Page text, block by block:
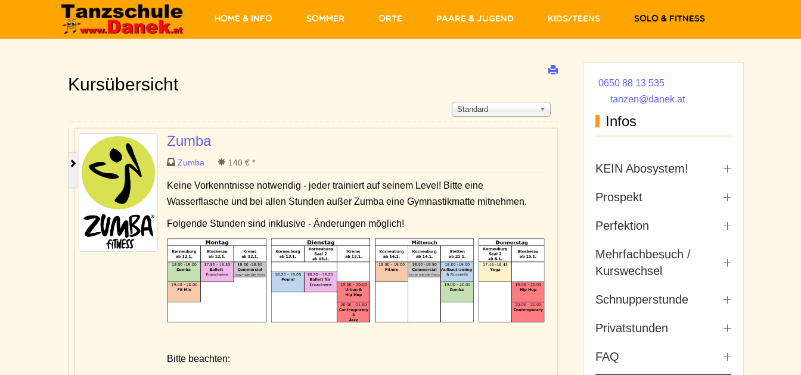
Home & Info Sommer Orte Paare & Jugend Kids/Teens Solo & Fitness
Kursübersicht
Standard
Zumba
Zumba 140 € *
Keine Vorkenntnisse notwendig - jeder trainiert auf seinem Level! Bitte eine
Wasserflasche und bei allen Stunden außer Zumba eine Gymnastikmatte mitnehmen.
Folgende Stunden sind inklusive - Änderungen möglich!
Bitte beachten:
0650 88 13 535
tanzen@danek.at
Infos
KEIN Abosystem!
Prospekt
Perfektion
Mehrfachbesuch /
Kurswechsel
Schnupperstunde
Privatstunden
FAQ